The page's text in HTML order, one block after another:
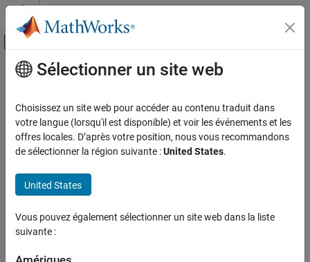
Passer au contenu
Activer/désactiver l'affichage du menu
Accueil de la documentation
Polyspace Bug Finder
Reviewing and Reporting Results
Polyspace Bug Finder Results
Coding Standards
Common Weakness Enumeration (CWE)
ON THIS PAGE
Contenu principal
CWE Rule 404
Improper Resource Shutdown or Release
Since R2024a
expand all in page
The product does not release or incorrectly releases a resource
Polyspace
The rule checker checks for these issues:
Sélectionner un site web
Choisissez un site web pour accéder au contenu traduit dans
votre langue (lorsqu'il est disponible) et voir les événements et les
offres locales. D’après votre position, nous vous recommandons
de sélectionner la région suivante :United States.
United States
Vous pouvez également sélectionner un site web dans la liste
suivante :